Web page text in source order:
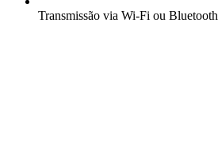
Transmissão via Wi-Fi ou Bluetooth